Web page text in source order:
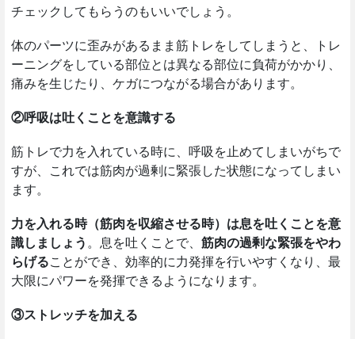
チェックしてもらうのもいいでしょう。
体のパーツに歪みがあるまま筋トレをしてしまうと、トレ
ーニングをしている部位とは異なる部位に負荷がかかり、
痛みを生じたり、ケガにつながる場合があります。
②呼吸は吐くことを意識する
筋トレで力を入れている時に、呼吸を止めてしまいがちで
すが、これでは筋肉が過剰に緊張した状態になってしまい
ます。
力を入れる時（筋肉を収縮させる時）は息を吐くことを意
識しましょう 。息を吐くことで、 筋肉の過剰な緊張をやわ
らげることができ、効率的に力発揮を行いやすくなり、最
大限にパワーを発揮できるようになります。
③ストレッチを加える